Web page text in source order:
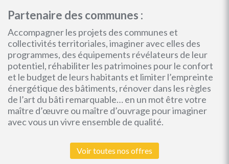
Partenaire des communes :
Accompagner les projets des communes et
collectivités territoriales, imaginer avec elles des
programmes, des équipements révélateurs de leur
potentiel, réhabiliter les patrimoines pour le confort
et le budget de leurs habitants et limiter l’empreinte
énergétique des bâtiments, rénover dans les règles
de l’art du bâti remarquable… en un mot être votre
maître d’œuvre ou maître d’ouvrage pour imaginer
avec vous un vivre ensemble de qualité.
Voir toutes nos offres